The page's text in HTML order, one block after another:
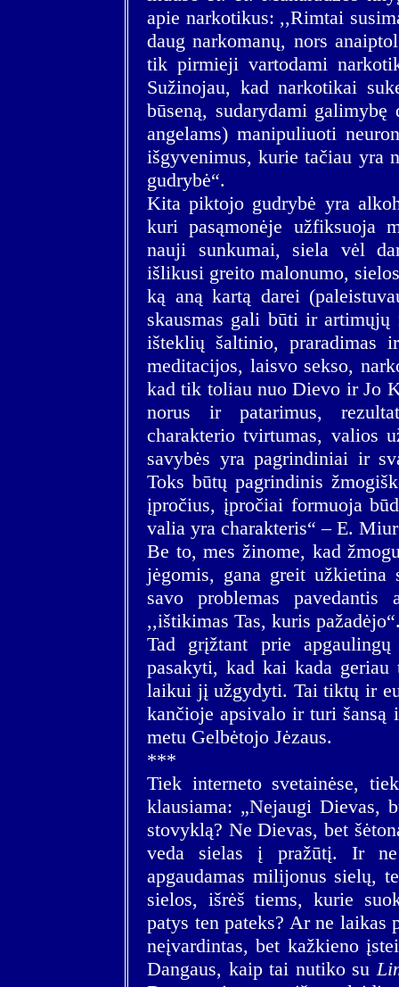
apie narkotikus: ,,Rimtai
daug narkomanų, nors
tik pirmieji vartodami
Sužinojau, kad narkotikai
būseną, sudarydami
angelams) manipuliuoti
išgyvenimus, kurie tačiau yra
gudrybė“.
Kita piktojo gudrybė yra
kuri pasąmonėje užfiksuoja
nauji sunkumai, siela vėl
išlikusi greito malonumo,
ką aną kartą darei
skausmas gali būti ir
išteklių šaltinio, praradimas
meditacijos, laisvo sekso,
kad tik toliau nuo Dievo ir Jo
norus ir patarimus,
charakterio tvirtumas, valios
savybės yra pagrindiniai ir
Toks būtų pagrindinis
įpročius, įpročiai formuoja
valia yra charakteris“ – E.
Be to, mes žinome, kad
jėgomis, gana greit
savo problemas pavedantis
,,ištikimas Tas, kuris
Tad grįžtant prie
pasakyti, kad kai kada
laikui jį užgydyti. Tai tiktų ir
kančioje apsivalo ir turi šansą
metu Gelbėtojo Jėzaus.
***
Tiek interneto svetainėse,
klausiama: „Nejaugi Dievas,
stovyklą? Ne Dievas, bet
veda sielas į pražūtį. Ir ne
apgaudamas milijonus sielų,
sielos, išrėš tiems, kurie
patys ten pateks? Ar ne laikas
neįvardintas, bet kažkieno
Dangaus, kaip tai nutiko su